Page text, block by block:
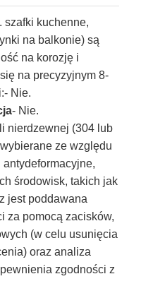
szafki kuchenne,
na balkonie) są
na korozję i
na precyzyjnym 8-
- Nie.
- Nie.
nierdzewnej (304 lub
ze względu
antydeformacyjne,
środowisk, takich jak
jest poddawana
za pomocą zacisków,
(w celu usunięcia
oraz analiza
zgodności z